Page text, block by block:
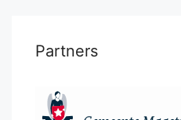
Partners